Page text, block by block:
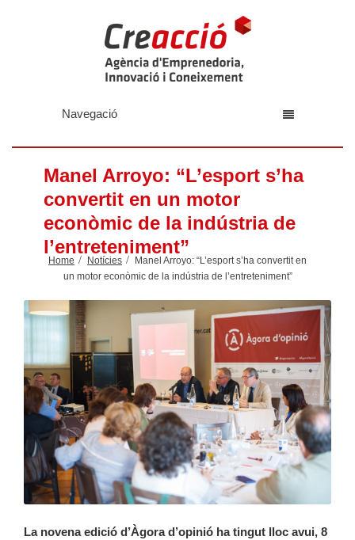
Navegació
Manel Arroyo: “L’esport s’ha
convertit en un motor
econòmic de la indústria de
l’entreteniment”
Home Notícies
Manel Arroyo: “L’esport s’ha convertit en
un motor econòmic de la indústria de l’entreteniment”
La novena edició d’Àgora d’opinió ha tingut lloc avui, 8